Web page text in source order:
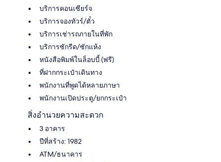
บริการคอนเซียร์จ
บริการจองทัวร์/ตั๋ว
บริการเช่ารถภายในที่พัก
บริการซักรีด/ซักแห้ง
หนังสือพิมพ์ในล็อบบี้ (ฟรี)
ที่ฝากกระเป๋าเดินทาง
พนักงานที่พูดได้หลายภาษา
พนักงานเปิดประตู/ยกกระเป๋า
สิ่งอำนวยความสะดวก
3 อาคาร
ปีที่สร้าง: 1982
ATM/ธนาคาร